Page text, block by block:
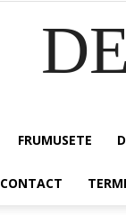
FRUMUSETE
CONTACT